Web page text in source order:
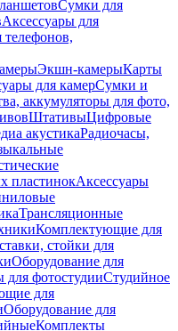
Сумки для
Аксессуары для
телефонов,
Экшн-камерыКарты
для камерСумки и
аккумуляторы для фото,
ШтативыЦифровые
акустикаРадиочасы,
пластинокАксессуары
Трансляционные
Комплектующие для
стойки для
Оборудование для
фотостудииСтудийное
для
Оборудование для
Комплекты